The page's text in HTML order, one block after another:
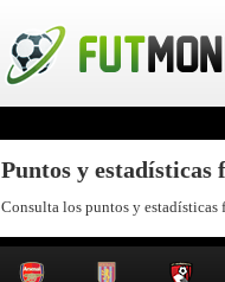
Puntos y estadísticas
Consulta los puntos y estadísticas